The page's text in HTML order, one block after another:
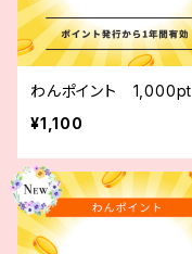
わんポイント 1,000pt
¥1,100